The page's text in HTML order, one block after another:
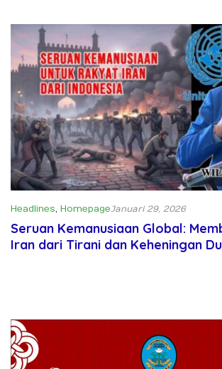
Headlines, HomepageJanuari 29, 2026
Seruan Kemanusiaan Global:
Iran dari Tirani dan Keheningan